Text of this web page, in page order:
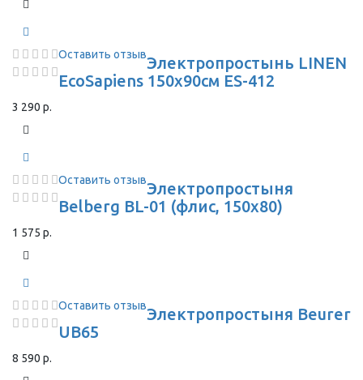
Оставить отзывЭлектропростынь LINEN
EcoSapiens 150х90см ES-412
3 290 р.
Оставить отзывЭлектропростыня
Belberg BL-01 (флис, 150x80)
1 575 р.
Оставить отзывЭлектропростыня Beurer
UB65
8 590 р.